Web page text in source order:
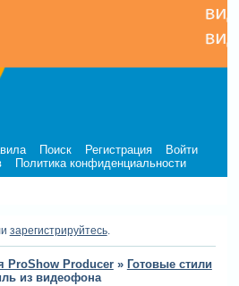
Поиск Регистрация
Войти
Политика конфиденциальности
зарегистрируйтесь.
ProShow Producer » Готовые стили
из видеофона